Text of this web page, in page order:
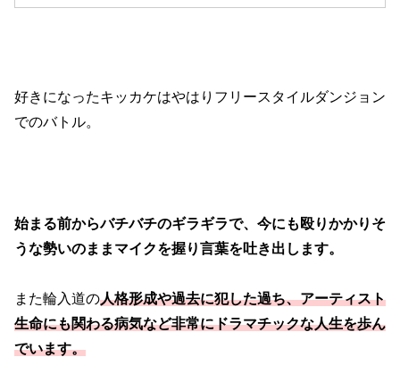
好きになったキッカケはやはりフリースタイルダンジョン
でのバトル。
始まる前からバチバチのギラギラで、今にも殴りかかりそ
うな勢いのままマイクを握り言葉を吐き出します。
また輪入道の人格形成や過去に犯した過ち、アーティスト
生命にも関わる病気など非常にドラマチックな人生を歩ん
でいます。